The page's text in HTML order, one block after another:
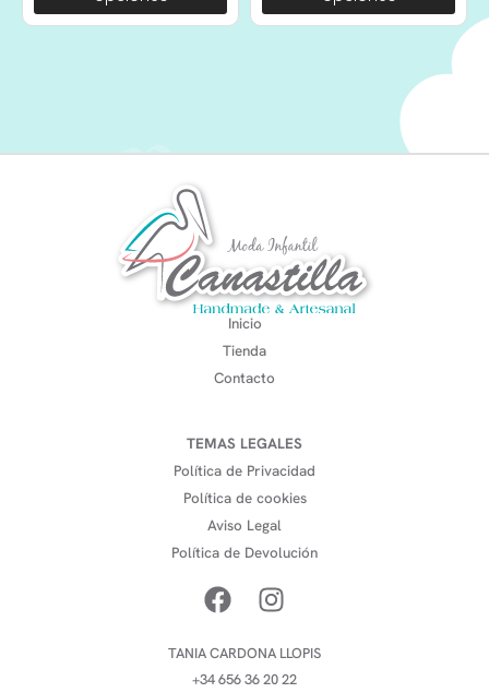
Inicio
Tienda
Contacto
TEMAS LEGALES
Política de Privacidad
Política de cookies
Aviso Legal
Política de Devolución
TANIA CARDONA LLOPIS
+34 656 36 20 22